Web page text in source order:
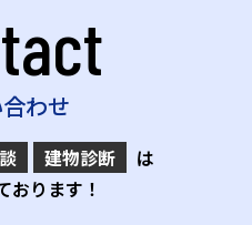
わせ
建物診断
は
おります！